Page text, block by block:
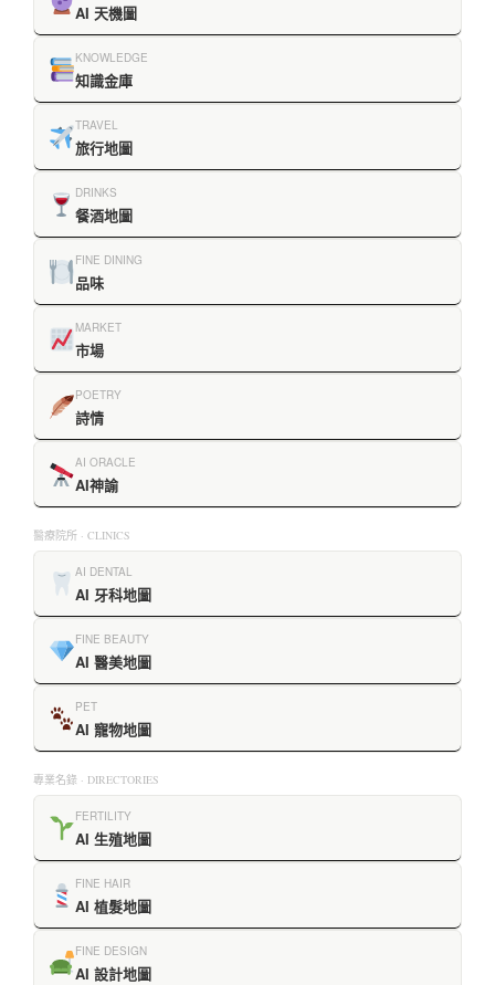
AI 天機圖
KNOWLEDGE
知識金庫
TRAVEL
旅行地圖
DRINKS
餐酒地圖
FINE DINING
品味
MARKET
市場
POETRY
詩情
AI ORACLE
AI神諭
醫療院所 · CLINICS
AI DENTAL
AI 牙科地圖
FINE BEAUTY
AI 醫美地圖
PET
AI 寵物地圖
專業名錄 · DIRECTORIES
FERTILITY
AI 生殖地圖
FINE HAIR
AI 植髮地圖
FINE DESIGN
AI 設計地圖